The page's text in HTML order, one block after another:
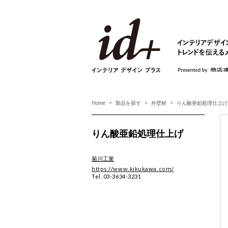
Home 製品を探す 外壁材 りん酸亜鉛処理仕上げ
りん酸亜鉛処理仕上げ
菊川工業
https://www.kikukawa.com/
Tel. 03-3634-3231